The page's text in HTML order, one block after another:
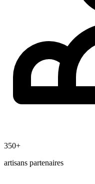
350+
artisans partenaires